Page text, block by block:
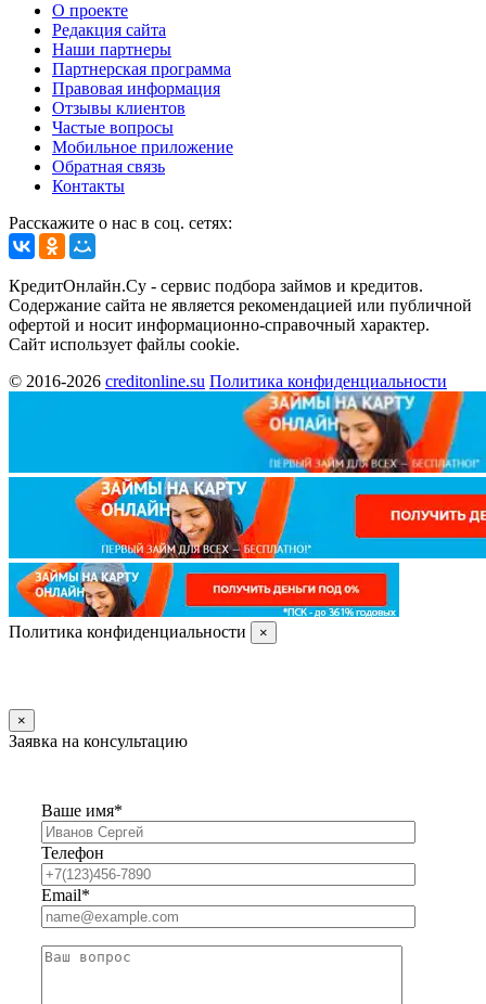
О проекте
Редакция сайта
Наши партнеры
Партнерская программа
Правовая информация
Отзывы клиентов
Частые вопросы
Мобильное приложение
Обратная связь
Контакты
Расскажите о нас в соц. сетях:
КредитОнлайн.Су - сервис подбора займов и кредитов.
Содержание сайта не является рекомендацией или публичной
офертой и носит информационно-справочный характер.
Сайт использует файлы cookie.
© 2016-2026 creditonline.su Политика конфиденциальности
Политика конфиденциальности ×
×
Заявка на консультацию
Ваше имя*
Телефон
Email*